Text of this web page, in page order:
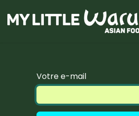
Votre e-mail